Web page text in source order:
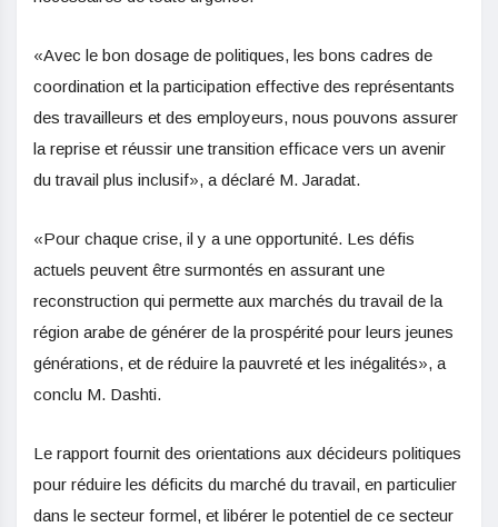
«Avec le bon dosage de politiques, les bons cadres de
coordination et la participation effective des représentants
des travailleurs et des employeurs, nous pouvons assurer
la reprise et réussir une transition efficace vers un avenir
du travail plus inclusif», a déclaré M. Jaradat.
«Pour chaque crise, il y a une opportunité. Les défis
actuels peuvent être surmontés en assurant une
reconstruction qui permette aux marchés du travail de la
région arabe de générer de la prospérité pour leurs jeunes
générations, et de réduire la pauvreté et les inégalités», a
conclu M. Dashti.
Le rapport fournit des orientations aux décideurs politiques
pour réduire les déficits du marché du travail, en particulier
dans le secteur formel, et libérer le potentiel de ce secteur